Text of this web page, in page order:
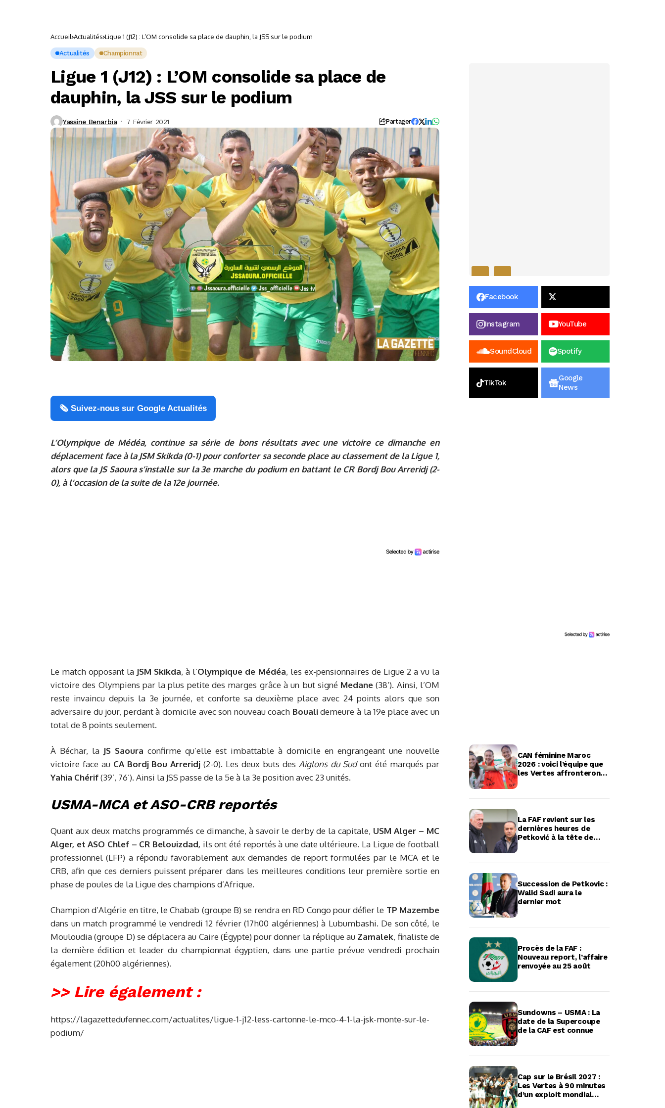
Accueil Actualités Ligue 1 (J12) : L’OM consolide sa place de dauphin, la JSS sur le podium
Actualités Championnat
Ligue 1 (J12) : L’OM consolide sa place de
dauphin, la JSS sur le podium
Yassine Benarbia 7 Février 2021 Partager
🗞️ Suivez-nous sur Google Actualités
L’Olympique de Médéa, continue sa série de bons résultats avec une victoire ce dimanche en
déplacement face à la JSM Skikda (0-1) pour conforter sa seconde place au classement de la Ligue 1,
alors que la JS Saoura s’installe sur la 3e marche du podium en battant le CR Bordj Bou Arreridj (2-
0), à l’occasion de la suite de la 12e journée.
Le match opposant la JSM Skikda, à l’Olympique de Médéa, les ex-pensionnaires de Ligue 2 a vu la
victoire des Olympiens par la plus petite des marges grâce à un but signé Medane (38‘). Ainsi, l’OM
reste invaincu depuis la 3e journée, et conforte sa deuxième place avec 24 points alors que son
adversaire du jour, perdant à domicile avec son nouveau coach Boualidemeure à la 19e place avec un
total de 8 points seulement.
À Béchar, la JS Saoura confirme qu’elle est imbattable à domicile en engrangeant une nouvelle
victoire face au CA Bordj Bou Arreridj (2-0). Les deux buts des Aiglons du Sudont été marqués par
Yahia Chérif(39’, 76’). Ainsi la JSS passe de la 5e à la 3e position avec 23 unités.
USMA-MCA et ASO-CRB reportés
Quant aux deux matchs programmés ce dimanche, à savoir le derby de la capitale, USM Alger – MC
Alger, et ASO Chlef – CR Belouizdad, ils ont été reportés à une date ultérieure. La Ligue de football
professionnel (LFP) a répondu favorablement aux demandes de report formulées par le MCA et le
CRB, afin que ces derniers puissent préparer dans les meilleures conditions leur première sortie en
phase de poules de la Ligue des champions d’Afrique.
Champion d’Algérie en titre, le Chabab (groupe B) se rendra en RD Congo pour défier le TP Mazembe
dans un match programmé le vendredi 12 février (17h00 algériennes) à Lubumbashi. De son côté, le
Mouloudia (groupe D) se déplacera au Caire (Égypte) pour donner la réplique au Zamalek, finaliste de
la dernière édition et leader du championnat égyptien, dans une partie prévue vendredi prochain
également (20h00 algériennes).
>> Lire également :
https://lagazettedufennec.com/actualites/ligue-1-j12-less-cartonne-le-mco-4-1-la-jsk-monte-sur-le-
podium/
Facebook
Instagram YouTube
SoundCloud Spotify
TikTok
Google
News
CAN féminine Maroc
2026 : voici l’équipe que
les Vertes affronteront
La FAF revient sur les
dernières heures de
Petković à la tête de
Succession de Petkovic :
Walid Sadi aura le
dernier mot
Procès de la FAF :
Nouveau report, l’affaire
renvoyée au 25 août
Sundowns – USMA : La
date de la Supercoupe
de la CAF est connue
Cap sur le Brésil 2027 :
Les Vertes à 90 minutes
d’un exploit mondial